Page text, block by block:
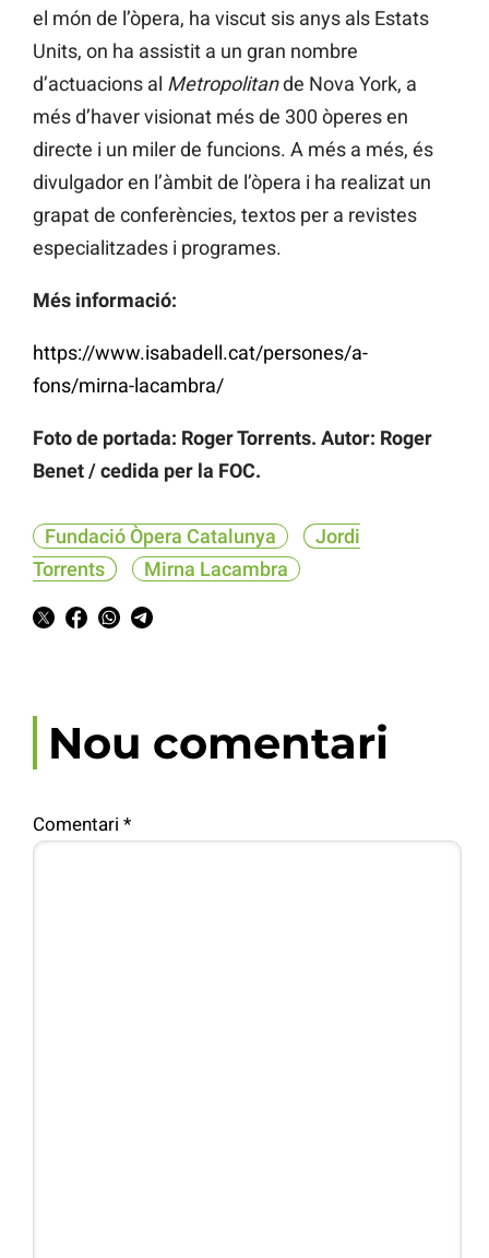
el món de l’òpera, ha viscut sis anys als Estats
Units, on ha assistit a un gran nombre
d’actuacions al Metropolitande Nova York, a
més d’haver visionat més de 300 òperes en
directe i un miler de funcions. A més a més, és
divulgador en l’àmbit de l’òpera i ha realizat un
grapat de conferències, textos per a revistes
especialitzades i programes.
Més informació:
https://www.isabadell.cat/persones/a-
fons/mirna-lacambra/
Foto de portada: Roger Torrents. Autor: Roger
Benet / cedida per la FOC.
Fundació Òpera Catalunya
Jordi
Torrents
Mirna Lacambra
Nou comentari
Comentari *